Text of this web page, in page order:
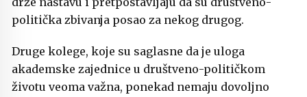
politička zbivanja posao za nekog drugog.
Druge kolege, koje su saglasne da je uloga
akademske zajednice u društveno-političkom
životu veoma važna, ponekad nemaju dovoljno